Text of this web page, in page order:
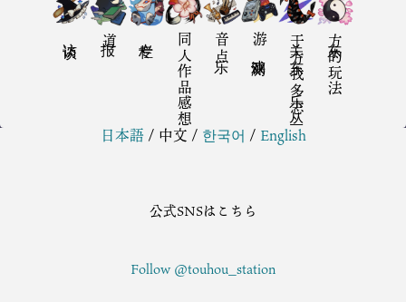
报道 同人作品感想 音乐点 游戏评测 关于东方我乐多丛志 东方的玩法
日本語 / 中文 / 한국어 / English
公式SNSはこちら
Follow @touhou_station